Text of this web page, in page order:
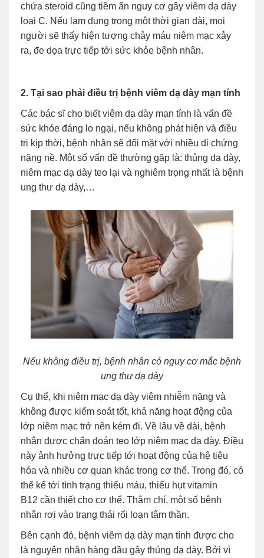
chứa steroid cũng tiềm ẩn nguy cơ gây viêm dạ dày
loại C. Nếu lạm dụng trong một thời gian dài, mọi
người sẽ thấy hiện tượng chảy máu niêm mạc xảy
ra, đe dọa trực tiếp tới sức khỏe bệnh nhân.
2. Tại sao phải điều trị bệnh viêm dạ dày mạn tính
Các bác sĩ cho biết viêm dạ dày mạn tính là vấn đề
sức khỏe đáng lo ngại, nếu không phát hiện và điều
trị kịp thời, bệnh nhân sẽ đối mặt với nhiều di chứng
nặng nề. Một số vấn đề thường gặp là: thủng dạ dày,
niêm mạc dạ dày teo lại và nghiêm trọng nhất là bệnh
ung thư dạ dày,…
Nếu không điều trị, bệnh nhân có nguy cơ mắc bệnh
ung thư dạ dày
Cụ thể, khi niêm mạc dạ dày viêm nhiễm nặng và
không được kiểm soát tốt, khả năng hoạt động của
lớp niêm mạc trở nên kém đi. Về lâu về dài, bệnh
nhân được chẩn đoán teo lớp niêm mạc dạ dày. Điều
này ảnh hưởng trực tiếp tới hoạt động của hệ tiêu
hóa và nhiều cơ quan khác trong cơ thể. Trong đó, có
thể kể tới tình trạng thiếu máu, thiếu hụt vitamin
B12 cần thiết cho cơ thể. Thậm chí, một số bệnh
nhân rơi vào trạng thái rối loạn tâm thần.
Bên cạnh đó, bệnh viêm dạ dày mạn tính được cho
là nguyên nhân hàng đầu gây thủng dạ dày. Bởi vì